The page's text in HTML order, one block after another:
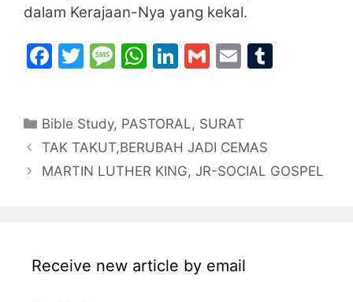
dalam Kerajaan-Nya yang kekal.
F
e
b
o
T
er
M
s
a
g
W
s
A
p
Li
e
dI
n
G
l
E
Categories
Bible Study, PASTORAL, SURAT
TAK TAKUT,BERUBAH JADI CEMAS
MARTIN LUTHER KING, JR-SOCIAL GOSPEL
Receive new article by email